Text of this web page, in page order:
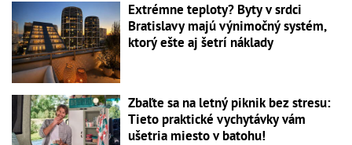
Extrémne teploty? Byty v srdci
Bratislavy majú výnimočný systém,
ktorý ešte aj šetrí náklady
Zbaľte sa na letný piknik bez stresu:
Tieto praktické vychytávky vám
ušetria miesto v batohu!